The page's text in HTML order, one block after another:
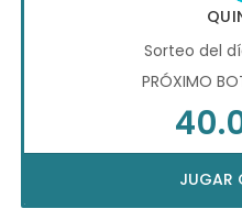
Sorteo del
PRÓXIMO
JUGAR